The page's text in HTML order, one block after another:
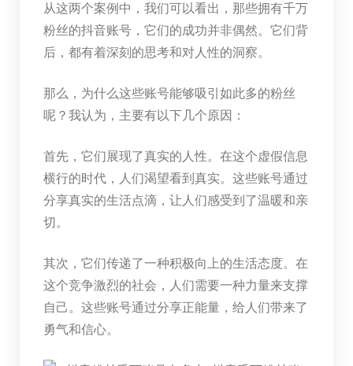
从这两个案例中，我们可以看出，那些拥有千万
粉丝的抖音账号，它们的成功并非偶然。它们背
后，都有着深刻的思考和对人性的洞察。
那么，为什么这些账号能够吸引如此多的粉丝
呢？我认为，主要有以下几个原因：
首先，它们展现了真实的人性。在这个虚假信息
横行的时代，人们渴望看到真实。这些账号通过
分享真实的生活点滴，让人们感受到了温暖和亲
切。
其次，它们传递了一种积极向上的生活态度。在
这个竞争激烈的社会，人们需要一种力量来支撑
自己。这些账号通过分享正能量，给人们带来了
勇气和信心。